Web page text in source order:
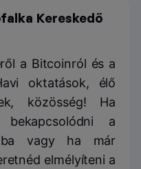
Kereskedő
a Bitcoinról és a
oktatások, élő
közösség! Ha
bekapcsolódni a
vagy ha már
elmélyíteni a